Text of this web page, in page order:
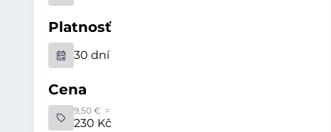
Platnosť
30 dní
Cena
9,50 € =
230 Kč